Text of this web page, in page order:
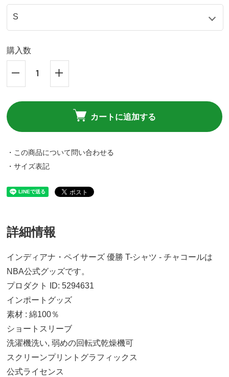
購入数
カートに追加する
・この商品について問い合わせる
・サイズ表記
詳細情報
インディアナ・ペイサーズ 優勝 T-シャツ - チャコールは
NBA公式グッズです。
プロダクト ID: 5294631
インポートグッズ
素材 : 綿100％
ショートスリーブ
洗濯機洗い, 弱めの回転式乾燥機可
スクリーンプリントグラフィックス
公式ライセンス
S
10,400円(税込)
M
10,400円(税込)